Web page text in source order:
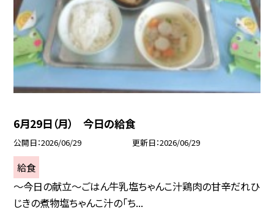
6月29日（月） 今日の給食
公開日 2026/06/29 更新日 2026/06/29
給食
～今日の献立～ごはん牛乳塩ちゃんこ汁鶏肉の甘辛だれひ
じきの煮物塩ちゃんこ汁の「ち...